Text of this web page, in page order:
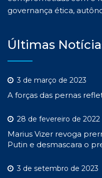
governança ética,
Últimas
3 de março de 2023
A forças das pernas
28 de fevereiro de 2022
Marius Vizer revoga
Putin e desmascara o
3 de setembro de 2023